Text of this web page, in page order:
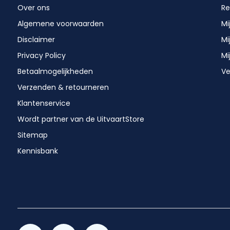
Over ons
Algemene voorwaarden
Disclaimer
Privacy Policy
Betaalmogelijkheden
Verzenden & retourneren
Klantenservice
Wordt partner van de UitvaartStore
Sitemap
Kennisbank